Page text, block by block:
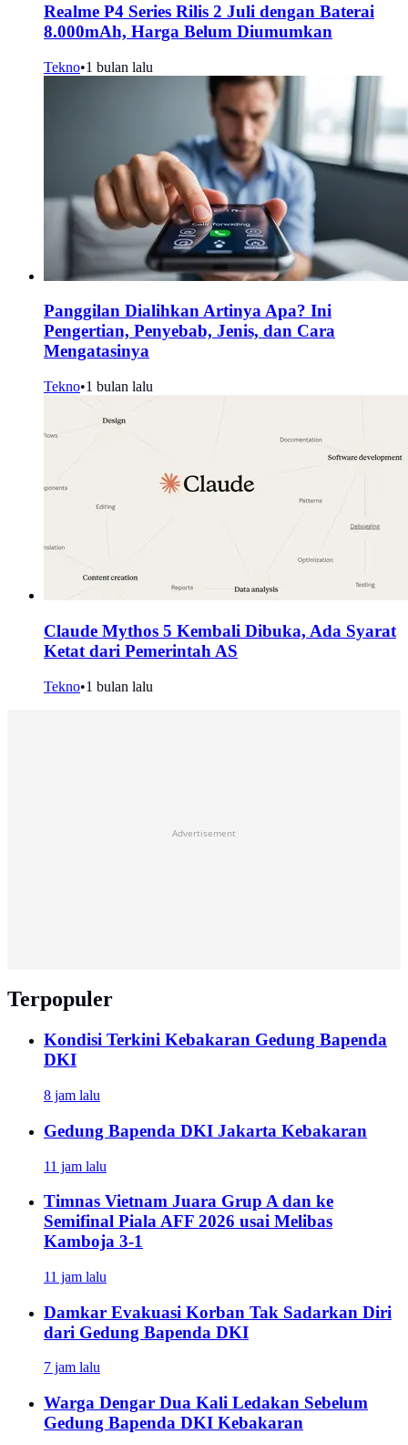
Realme P4 Series Rilis 2 Juli dengan Baterai
8.000mAh, Harga Belum Diumumkan
Tekno•1 bulan lalu
Panggilan Dialihkan Artinya Apa? Ini
Pengertian, Penyebab, Jenis, dan Cara
Mengatasinya
Tekno•1 bulan lalu
Claude Mythos 5 Kembali Dibuka, Ada Syarat
Ketat dari Pemerintah AS
Tekno•1 bulan lalu
Advertisement
Terpopuler
Kondisi Terkini Kebakaran Gedung Bapenda
DKI
8 jam lalu
Gedung Bapenda DKI Jakarta Kebakaran
11 jam lalu
Timnas Vietnam Juara Grup A dan ke
Semifinal Piala AFF 2026 usai Melibas
Kamboja 3-1
11 jam lalu
Damkar Evakuasi Korban Tak Sadarkan Diri
dari Gedung Bapenda DKI
7 jam lalu
Warga Dengar Dua Kali Ledakan Sebelum
Gedung Bapenda DKI Kebakaran